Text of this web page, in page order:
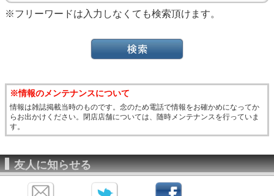
※フリーワードは入力しなくても検索頂けます。
※情報のメンテナンスについて
情報は雑誌掲載当時のものです。念のため電話で情報をお確かめになってか
らお出かけください。閉店店舗については、随時メンテナンスを行っていま
す。
友人に知らせる